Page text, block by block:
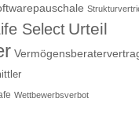
Select Urteil
Wettbewerbsverbot